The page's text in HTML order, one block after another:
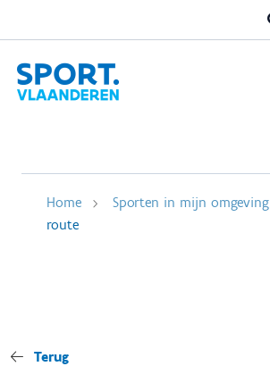
Home Sporten in mijn omgeving
route
Terug